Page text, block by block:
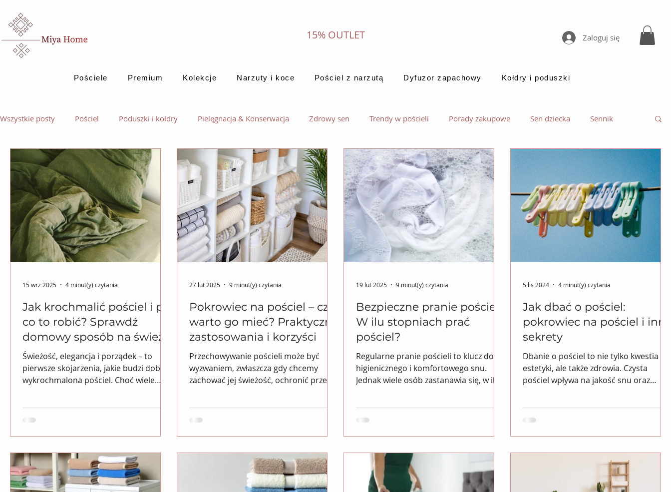
Zaloguj się
15% OUTLET
Pościele Premium Kolekcje Narzuty i koce Pościel z narzutą Dyfuzor zapachowy Kołdry i poduszki
Wszystkie posty Pościel Poduszki i kołdry Pielęgnacja & Konserwacja Zdrowy sen Trendy w pościeli Porady zakupowe Sen dziecka Sennik
Inspiracje Inspiracje dla domu Prezenty Aromaterapia Narzuty i koce
Jak krochmalić pościel i po
co to robić? Sprawdź
domowy sposób na świeżą
i elegancką pościel
Świeżość, elegancja i porządek – to
pierwsze skojarzenia, jakie budzi dobrze
wykrochmalona pościel. Choć wiele
15 wrz 2025 4 minut(y) czytania
Pokrowiec na pościel – czy
warto go mieć? Praktyczne
zastosowania i korzyści
Przechowywanie pościeli może być
wyzwaniem, zwłaszcza gdy chcemy
zachować jej świeżość, ochronić przed
27 lut 2025 9 minut(y) czytania
Bezpieczne pranie pościeli:
W ilu stopniach prać
pościel?
Regularne pranie pościeli to klucz do
higienicznego i komfortowego snu.
Jednak wiele osób zastanawia się, w ilu
19 lut 2025 9 minut(y) czytania
Jak dbać o pościel:
pokrowiec na pościel i
sekrety
Dbanie o pościel to nie tylko kwestia
estetyki, ale także zdrowia. Czysta
pościel wpływa na jakość snu oraz
5 lis 2024 4 minut(y) czytania